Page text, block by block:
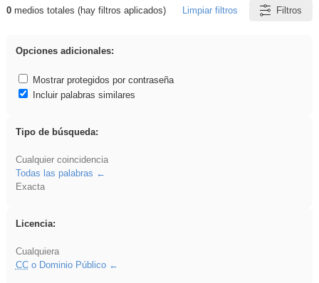
Resultados de: song
0medios totales (hay filtros aplicados) Limpiar filtros Filtros
Opciones adicionales:
Mostrar protegidos por contraseña
Incluir palabras similares
Tipo de búsqueda:
Cualquier coincidencia
Todas las palabras
Exacta
Licencia:
Cualquiera
CCo Dominio Público